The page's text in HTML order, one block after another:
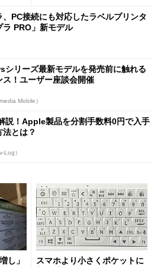
、PC接続にも対応したラベルプリンタ
ラ PRO」新モデル
シリーズ最新モデルを発売前に触れる
ス！ユーザー座談会開催
Mobile）
説！Apple製品を分割手数料0円で入手
法とは？
Log）
し」
スマホより小さくポケットに